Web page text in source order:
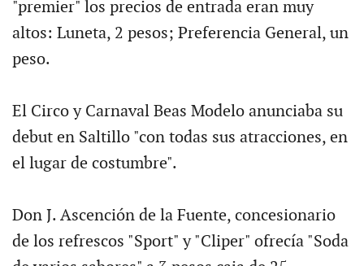
"premier" los precios de entrada eran muy
altos: Luneta, 2 pesos; Preferencia General, un
peso.
El Circo y Carnaval Beas Modelo anunciaba su
debut en Saltillo "con todas sus atracciones, en
el lugar de costumbre".
Don J. Ascención de la Fuente, concesionario
de los refrescos "Sport" y "Cliper" ofrecía "Soda